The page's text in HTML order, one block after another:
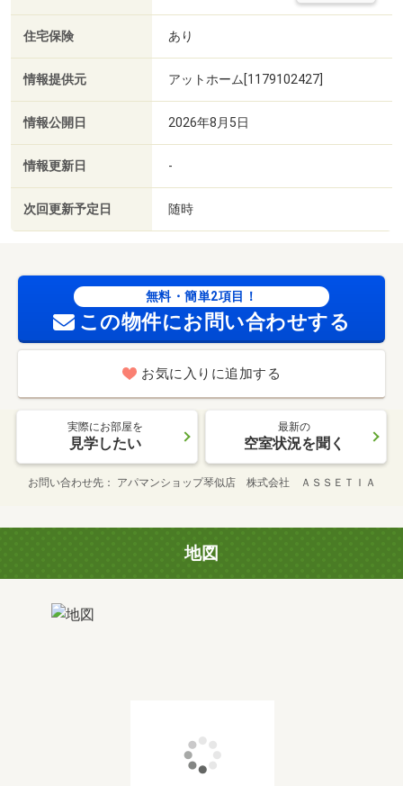
住宅保険 あり
情報提供元 アットホーム[1179102427]
情報公開日 2026年8月5日
情報更新日 -
次回更新予定日 随時
無料・簡単2項目！
この物件にお問い合わせする
お気に入りに追加する
実際にお部屋を
見学したい
最新の
空室状況を聞く
お問い合わせ先 アパマンショップ琴似店 株式会社 ＡＳＳＥＴＩＡ
地図